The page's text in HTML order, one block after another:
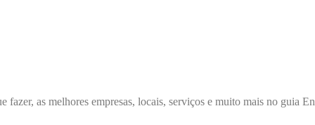
as melhores empresas, locais, serviços e muito mais no guia